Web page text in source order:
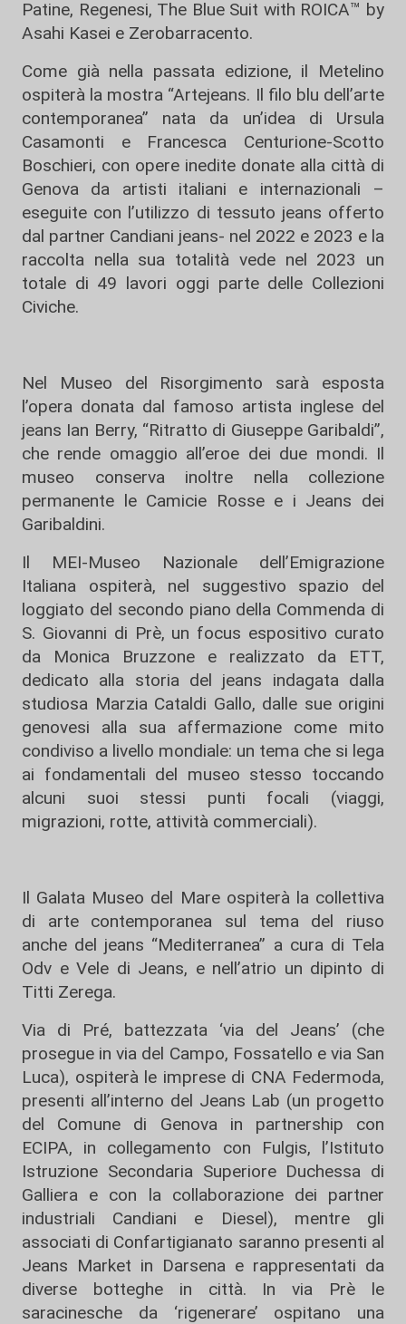
Patine, Regenesi, The Blue Suit with ROICA™️ by
Asahi Kasei e Zerobarracento.
Come già nella passata edizione, il Metelino
ospiterà la mostra “Artejeans. Il filo blu dell’arte
contemporanea” nata da un’idea di Ursula
Casamonti e Francesca Centurione-Scotto
Boschieri, con opere inedite donate alla città di
Genova da artisti italiani e internazionali –
eseguite con l’utilizzo di tessuto jeans offerto
dal partner Candiani jeans- nel 2022 e 2023 e la
raccolta nella sua totalità vede nel 2023 un
totale di 49 lavori oggi parte delle Collezioni
Civiche.
Nel Museo del Risorgimento sarà esposta
l’opera donata dal famoso artista inglese del
jeans Ian Berry, “Ritratto di Giuseppe Garibaldi”,
che rende omaggio all’eroe dei due mondi. Il
museo conserva inoltre nella collezione
permanente le Camicie Rosse e i Jeans dei
Garibaldini.
Il MEI-Museo Nazionale dell’Emigrazione
Italiana ospiterà, nel suggestivo spazio del
loggiato del secondo piano della Commenda di
S. Giovanni di Prè, un focus espositivo curato
da Monica Bruzzone e realizzato da ETT,
dedicato alla storia del jeans indagata dalla
studiosa Marzia Cataldi Gallo, dalle sue origini
genovesi alla sua affermazione come mito
condiviso a livello mondiale: un tema che si lega
ai fondamentali del museo stesso toccando
alcuni suoi stessi punti focali (viaggi,
migrazioni, rotte, attività commerciali).
Il Galata Museo del Mare ospiterà la collettiva
di arte contemporanea sul tema del riuso
anche del jeans “Mediterranea” a cura di Tela
Odv e Vele di Jeans, e nell’atrio un dipinto di
Titti Zerega.
Via di Pré, battezzata ‘via del Jeans’ (che
prosegue in via del Campo, Fossatello e via San
Luca), ospiterà le imprese di CNA Federmoda,
presenti all’interno del Jeans Lab (un progetto
del Comune di Genova in partnership con
ECIPA, in collegamento con Fulgis, l’Istituto
Istruzione Secondaria Superiore Duchessa di
Galliera e con la collaborazione dei partner
industriali Candiani e Diesel), mentre gli
associati di Confartigianato saranno presenti al
Jeans Market in Darsena e rappresentati da
diverse botteghe in città. In via Prè le
saracinesche da ‘rigenerare’ ospitano una